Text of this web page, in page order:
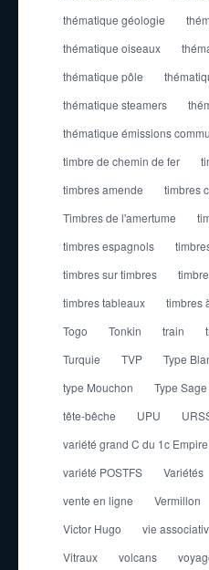
thématique géologie
thématique oiseaux
thématique pôle
thématique steamers
thématique émissions
timbre de chemin de fer
timbres amende
timbres
Timbres de l'amertume
timbres espagnols
timbres sur timbres
timbres tableaux
timbres
Togo
Tonkin train
Turquie
TVP Type
type Mouchon
Type Sage
tête-bêche
UPU
variété grand C du 1c
variété POSTFS
Variétés
vente en ligne
Vermillon
Victor Hugo
vie
Vitraux
volcans